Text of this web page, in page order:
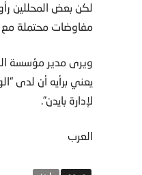
لكن بعض المحللين
مفاوضات محتملة مع
ويرى مدير مؤسسة
يعني برأيه أن لدى
لإدارة بايدن”.
العرب